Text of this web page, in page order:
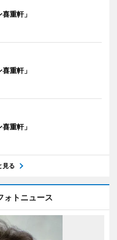
重軒」
重軒」
重軒」
見る
ォトニュース